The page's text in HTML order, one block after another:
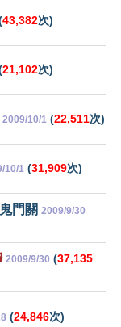
43,382次)
21,102次)
2009/10/1 (22,511次)
10/1 (31,909次)
門關 2009/9/30
2009/9/30 (37,135
(24,846次)